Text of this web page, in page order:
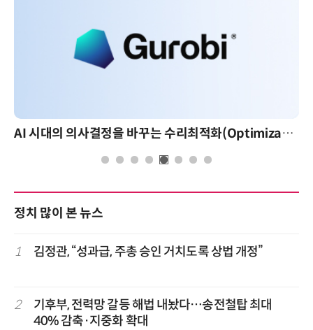
AI 시대의 의사결정을 바꾸는 수리최적화(Optimization): 실제 산업 적용 사례와 활용 전략
정치 많이 본 뉴스
1 김정관, “성과급, 주총 승인 거치도록 상법 개정”
2
기후부, 전력망 갈등 해법 내놨다…송전철탑 최대
40% 감축·지중화 확대